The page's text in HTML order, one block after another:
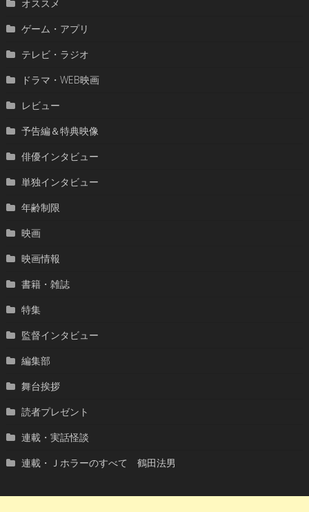
オススメ
ゲーム・アプリ
テレビ・ラジオ
ドラマ・WEB映画
レビュー
予告編＆特典映像
俳優インタビュー
単独インタビュー
年齢制限
映画
映画情報
書籍・雑誌
特集
監督インタビュー
編集部
舞台挨拶
読者プレゼント
連載・実話怪談
連載・Ｊホラーのすべて 鶴田法男